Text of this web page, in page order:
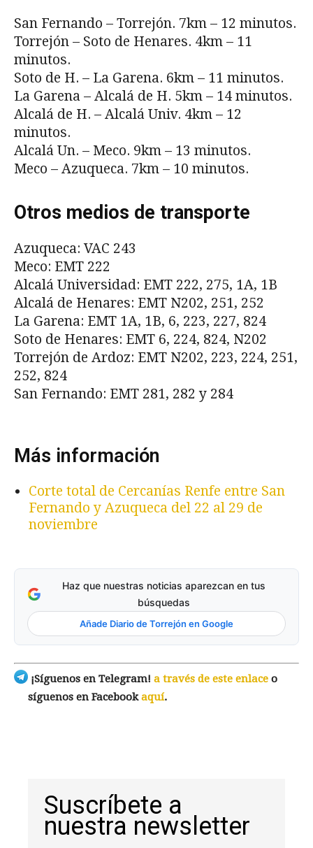
San Fernando – Torrejón. 7km – 12 minutos.
Torrejón – Soto de Henares. 4km – 11
minutos.
Soto de H. – La Garena. 6km – 11 minutos.
La Garena – Alcalá de H. 5km – 14 minutos.
Alcalá de H. – Alcalá Univ. 4km – 12
minutos.
Alcalá Un. – Meco. 9km – 13 minutos.
Meco – Azuqueca. 7km – 10 minutos.
Otros medios de transporte
Azuqueca: VAC 243
Meco: EMT 222
Alcalá Universidad: EMT 222, 275, 1A, 1B
Alcalá de Henares: EMT N202, 251, 252
La Garena: EMT 1A, 1B, 6, 223, 227, 824
Soto de Henares: EMT 6, 224, 824, N202
Torrejón de Ardoz: EMT N202, 223, 224, 251,
252, 824
San Fernando: EMT 281, 282 y 284
Más información
Corte total de Cercanías Renfe entre San
Fernando y Azuqueca del 22 al 29 de
noviembre
Haz que nuestras noticias aparezcan en tus
búsquedas
Añade Diario de Torrejón en Google
¡Síguenos en Telegram! a través de este enlace o
síguenos en Facebookaquí.
Suscríbete a
nuestra newsletter